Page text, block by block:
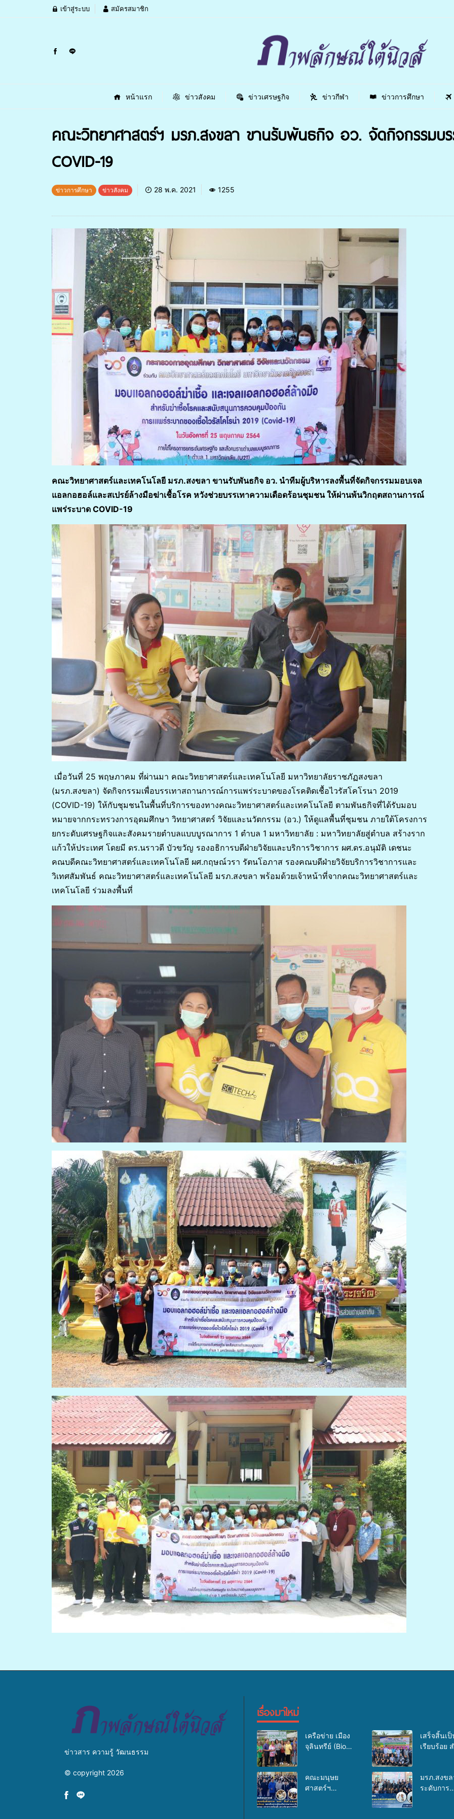
เข้าสู่ระบบ สมัครสมาชิก
หน้าแรก ข่าวสังคม ข่าวเศรษฐกิจ ข่าวกีฬา ข่าวการศึกษา
คณะวิทยาศาสตร์ฯ มรภ.สงขลา ขานรับพันธกิจ อว. จัดกิจกรรมบร
COVID-19
ข่าวการศึกษา ข่าวสังคม 28 พ.ค. 2021 1255
คณะวิทยาศาสตร์และเทคโนโลยี มรภ.สงขลา ขานรับพันธกิจ อว. นำทีมผู้บริหารลงพื้นที่จัดกิจกรรมมอบเจล
แอลกอฮอล์และสเปรย์ล้างมือฆ่าเชื้อโรค หวังช่วยบรรเทาความเดือดร้อนชุมชน ให้ผ่านพ้นวิกฤตสถานการณ์
แพร่ระบาด COVID-19
เมื่อวันที่ 25 พฤษภาคม ที่ผ่านมา คณะวิทยาศาสตร์และเทคโนโลยี มหาวิทยาลัยราชภัฏสงขลา
(มรภ.สงขลา) จัดกิจกรรมเพื่อบรรเทาสถานการณ์การแพร่ระบาดของโรคติดเชื้อไวรัสโคโรนา 2019
(COVID-19) ให้กับชุมชนในพื้นที่บริการของทางคณะวิทยาศาสตร์และเทคโนโลยี ตามพันธกิจที่ได้รับมอบ
หมายจากกระทรวงการอุดมศึกษา วิทยาศาสตร์ วิจัยและนวัตกรรม (อว.) ให้ดูแลพื้นที่ชุมชน ภายใต้โครงการ
ยกระดับเศรษฐกิจและสังคมรายตำบลแบบบูรณาการ 1 ตำบล 1 มหาวิทยาลัย : มหาวิทยาลัยสู่ตำบล สร้างราก
แก้วให้ประเทศ โดยมี ดร.นราวดี บัวขวัญ รองอธิการบดีฝ่ายวิจัยและบริการวิชาการ ผศ.ดร.อนุมัติ เดชนะ
คณบดีคณะวิทยาศาสตร์และเทคโนโลยี ผศ.กฤษณ์วรา รัตนโอภาส รองคณบดีฝ่ายวิจัยบริการวิชาการและ
วิเทศสัมพันธ์ คณะวิทยาศาสตร์และเทคโนโลยี มรภ.สงขลา พร้อมด้วยเจ้าหน้าที่จากคณะวิทยาศาสตร์และ
เทคโนโลยี ร่วมลงพื้นที่
ข่าวสาร ความรู้ วัฒนธรรม
© copyright 2026
เรื่องมาใหม่
เครือข่าย เมือง
จุลินทรีย์ (Bio
ขยายความรู้สู่
ชุมชน”การใช้
เสร็จสิ้นเ
เรียบร้อย
ปี 2569 เ
บริการด้าน
คณะมนุษย
ศาสตร์ฯ
มรภ.สงขล
ระดับการ